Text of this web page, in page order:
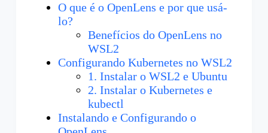
O que é o OpenLens e por que usá-
lo?
Benefícios do OpenLens no
WSL2
Configurando Kubernetes no WSL2
1. Instalar o WSL2 e Ubuntu
2. Instalar o Kubernetes e
kubectl
Instalando e Configurando o